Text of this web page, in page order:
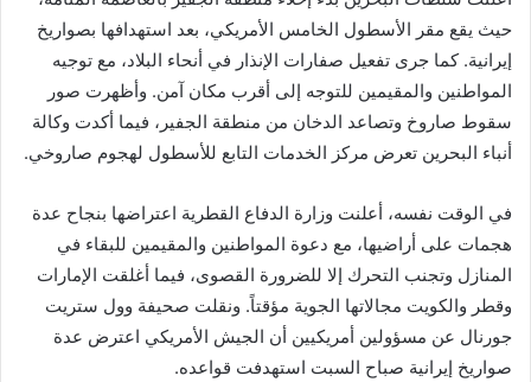
حيث يقع مقر الأسطول الخامس الأمريكي، بعد استهدافها بصواريخ
إيرانية. كما جرى تفعيل صفارات الإنذار في أنحاء البلاد، مع توجيه
المواطنين والمقيمين للتوجه إلى أقرب مكان آمن. وأظهرت صور
سقوط صاروخ وتصاعد الدخان من منطقة الجفير، فيما أكدت وكالة
أنباء البحرين تعرض مركز الخدمات التابع للأسطول لهجوم صاروخي.
في الوقت نفسه، أعلنت وزارة الدفاع القطرية اعتراضها بنجاح عدة
هجمات على أراضيها، مع دعوة المواطنين والمقيمين للبقاء في
المنازل وتجنب التحرك إلا للضرورة القصوى، فيما أغلقت الإمارات
وقطر والكويت مجالاتها الجوية مؤقتاً. ونقلت صحيفة وول ستريت
جورنال عن مسؤولين أمريكيين أن الجيش الأمريكي اعترض عدة
صواريخ إيرانية صباح السبت استهدفت قواعده.